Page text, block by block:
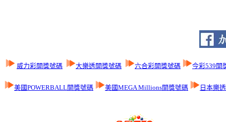
威力彩開獎號碼 大樂透開獎號碼 六合彩開獎號碼 今彩539開
美國POWERBALL開獎號碼 美國MEGA Millions開獎號碼 日本樂